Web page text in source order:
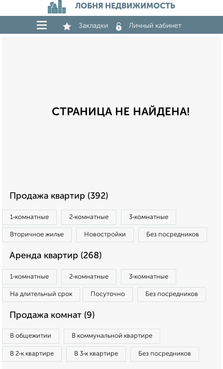
ЛОБНЯ НЕДВИЖИМОСТЬ
Закладки Личный кабинет
СТРАНИЦА НЕ НАЙДЕНА!
Продажа квартир (392)
1‑комнатные 2‑комнатные 3‑комнатные
Вторичное жилье Новостройки Без посредников
Аренда квартир (268)
1‑комнатные 2‑комнатные 3‑комнатные
На длительный срок Посуточно Без посредников
Продажа комнат (9)
В общежитии В коммунальной квартире
В 2‑к квартире В 3‑к квартире Без посредников